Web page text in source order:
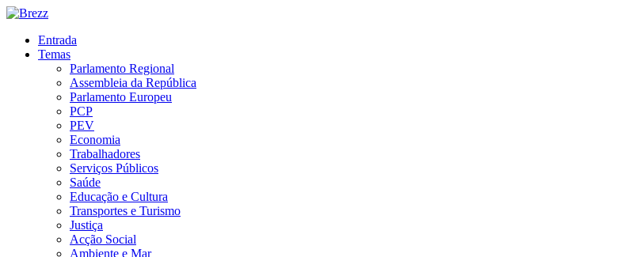
Entrada
Temas
Parlamento Regional
Assembleia da República
Parlamento Europeu
PCP
PEV
Economia
Trabalhadores
Serviços Públicos
Saúde
Educação e Cultura
Transportes e Turismo
Justiça
Acção Social
Ambiente e Mar